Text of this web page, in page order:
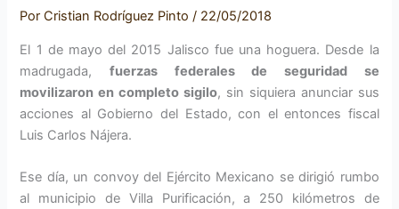
PorCristian Rodríguez Pinto/ 22/05/2018
El 1 de mayo del 2015 Jalisco fue una hoguera. Desde la
madrugada,fuerzas federales de seguridad se
movilizaron en completo sigilo, sin siquiera anunciar sus
acciones al Gobierno del Estado, con el entonces fiscal
Luis Carlos Nájera.
Ese día, un convoy del Ejército Mexicano se dirigió rumbo
al municipio de Villa Purificación, a 250 kilómetros de